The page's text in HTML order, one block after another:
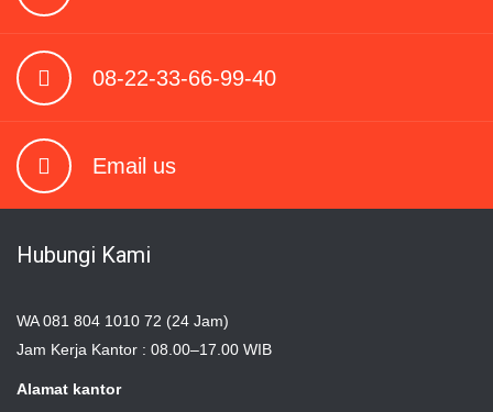
08-22-33-66-99-40
Email us
Hubungi Kami
WA 081 804 1010 72 (24 Jam)
Jam Kerja Kantor : 08.00–17.00 WIB
Alamat kantor